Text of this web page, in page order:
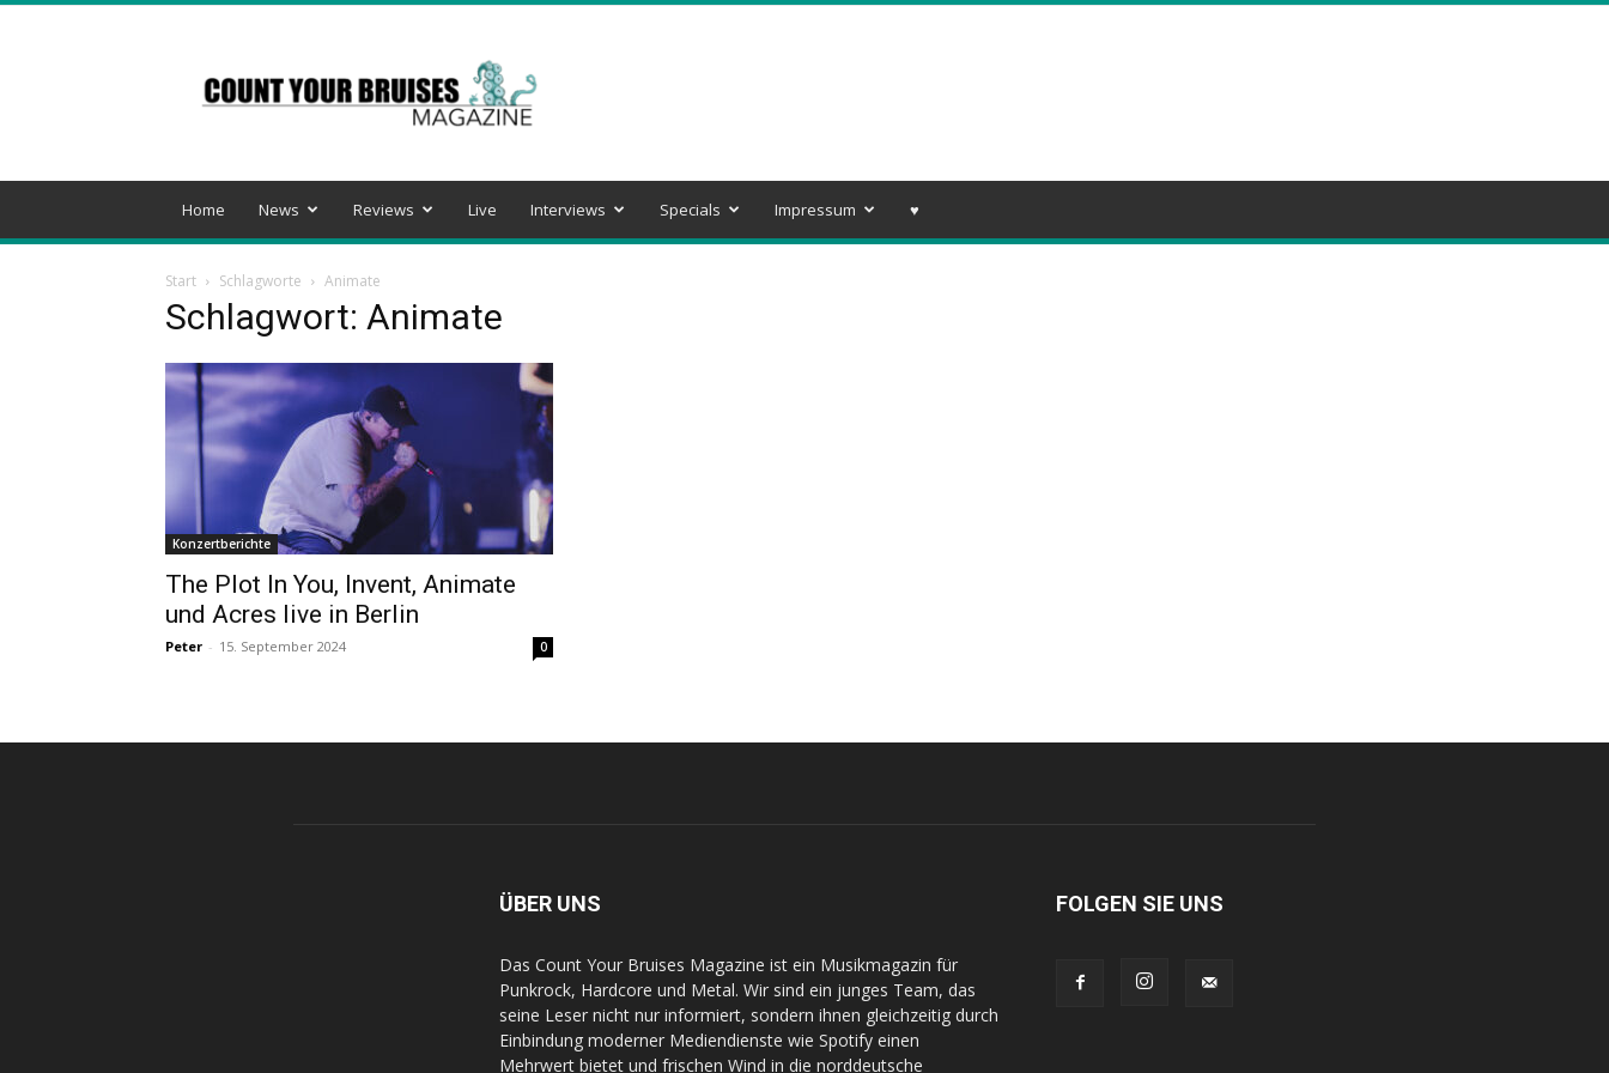
Your
Bruises
Magazine
Home News Reviews Live Interviews Specials Impressum ♥️
Start Schlagworte Animate
Schlagwort: Animate
Konzertberichte
The Plot In You, Invent, Animate
und Acres live in Berlin
Peter - 15. September 2024 0
ÜBER UNS
Das Count Your Bruises Magazine ist ein Musikmagazin für
Punkrock, Hardcore und Metal. Wir sind ein junges Team, das
seine Leser nicht nur informiert, sondern ihnen gleichzeitig durch
Einbindung moderner Mediendienste wie Spotify einen
Mehrwert bietet und frischen Wind in die norddeutsche
FOLGEN SIE UNS